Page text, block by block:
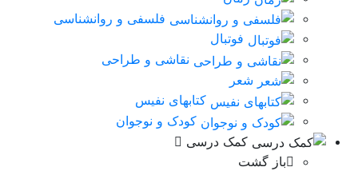
فلسفی و روانشناسی
فوتبال
نقاشی و طراحی
شعر
کتابهای نفیس
کودک و نوجوان
کمک درسی
باز گشت